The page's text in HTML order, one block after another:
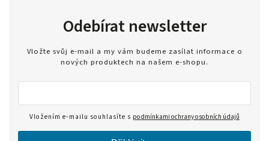
Odebírat newsletter
Vložte svůj e-mail a my vám budeme zasílat informace o
nových produktech na našem e-shopu.
Vložením e-mailu souhlasíte s podmínkami ochrany osobních údajů